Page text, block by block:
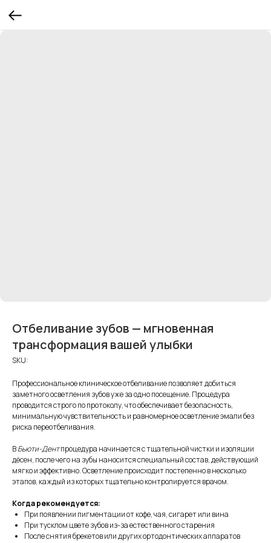
Отбеливание зубов — мгновенная
трансформация вашей улыбки
SKU:
Профессиональное клиническое отбеливание позволяет добиться
заметного осветления зубов уже за одно посещение. Процедура
проводится строго по протоколу, что обеспечивает безопасность,
минимальную чувствительность и равномерное осветление эмали без
риска переотбеливания.
ВБьюти-Дентпроцедура начинается с тщательной чистки и изоляции
дёсен, после чего на зубы наносится специальный состав, действующий
мягко и эффективно. Осветление происходит постепенно в несколько
этапов, каждый из которых тщательно контролируется врачом.
Когда рекомендуется:
При появлении пигментации от кофе, чая, сигарет или вина
При тусклом цвете зубов из-за естественного старения
После снятия брекетов или других ортодонтических аппаратов